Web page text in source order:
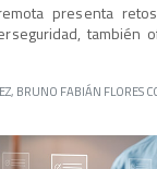
presenta
también
BRUNO FABIÁN FLORES